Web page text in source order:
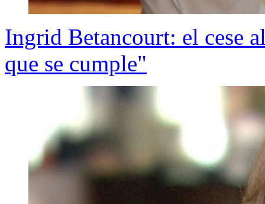
Ingrid Betancourt: el cese
que se cumple"